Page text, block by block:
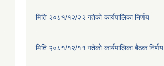
मिति २०८१/१२/२२ गतेको कार्यपालिका निर्णय
मिति २०८१/१२/११ गतेको कार्यपालिका बैठक निर्णय